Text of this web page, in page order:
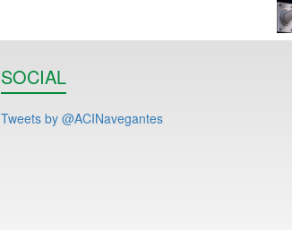
SOCIAL
Tweets by @ACINavegantes